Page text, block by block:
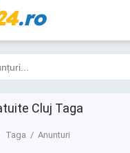
.ro
Cluj Taga
Taga Anunturi
Toate
8